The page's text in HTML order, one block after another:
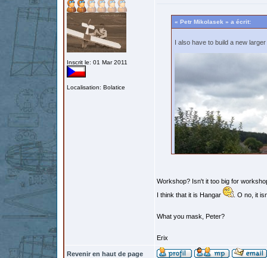
Inscrit le: 01 Mar 2011
Localisation: Bolatice
« Petr Mikolasek » a écrit:
I also have to build a new
Workshop? Isn't it too big for
I think that it is Hangar
. O no, it
What you mask, Peter?
Erix
Revenir en haut de page